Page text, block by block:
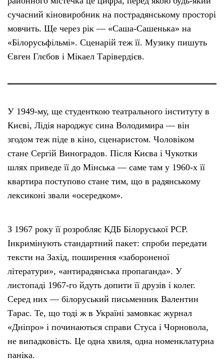
сучасний кіновиробник на пострадянському просторі
мовчить. Ще через рік — «Саша-Сашенька» на
«Білорусьфільмі». Сценарій теж її. Музику пишуть
Євген Глєбов і Мікаел Тарівердієв.
У 1949-му, ще студенткою театрального інституту в
Києві, Лідія народжує сина Володимира — він
згодом теж піде в кіно, сценаристом. Чоловіком
стане Сергій Виноградов. Після Києва і Чукотки
шлях приведе її до Мінська — саме там у 1960-х її
квартира поступово стане тим, що в радянському
лексиконі звали «осередком».
З 1967 року її розробляє КДБ Білоруської РСР.
Інкримінують стандартний пакет: спроби передати
тексти на Захід, поширення «забороненої
літератури», «антирадянська пропаганда». У
листопаді 1967-го йдуть допити її друзів і колег.
Серед них — білоруський письменник Валентин
Тарас. Те, що тоді ж в Україні замовкає журнал
«Дніпро» і починаються справи Стуса і Чорновола,
не випадковість. Це одна хвиля, одна номенклатурна
паніка.